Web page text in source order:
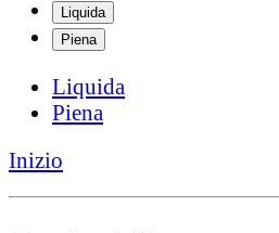
Liquida
Piena
Liquida
Piena
Inizio